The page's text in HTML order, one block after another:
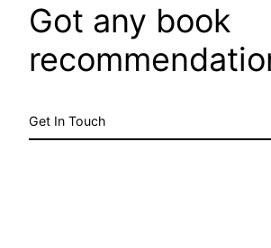
Got any book
Get In Touch